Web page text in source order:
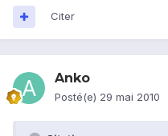
Citer
Anko
Posté(e) 29 mai 2010